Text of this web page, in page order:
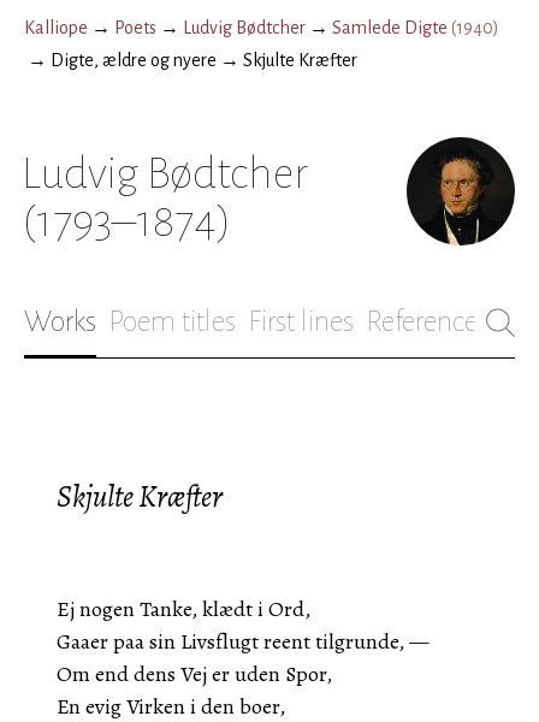
Kalliope → Poets → Ludvig Bødtcher → Samlede Digte (1940)
→ Digte, ældre og nyere → Skjulte Kræfter
Ludvig Bødtcher
(1793–1874)
Works Poem titles First lines References
Skjulte Kræfter
Ej nogen Tanke, klædt i Ord,
Gaaer paa sin Livsflugt reent tilgrunde, —
Om end dens Vej er uden Spor,
En evig Virken i den boer,